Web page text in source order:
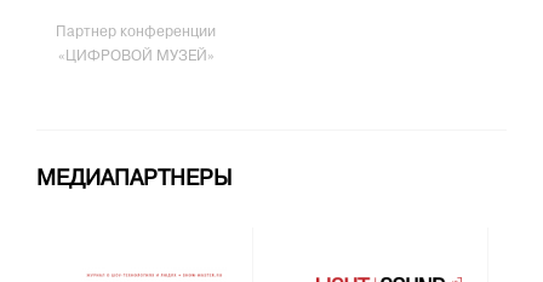
Партнер конференции
«ЦИФРОВОЙ МУЗЕЙ»
МЕДИАПАРТНЕРЫ